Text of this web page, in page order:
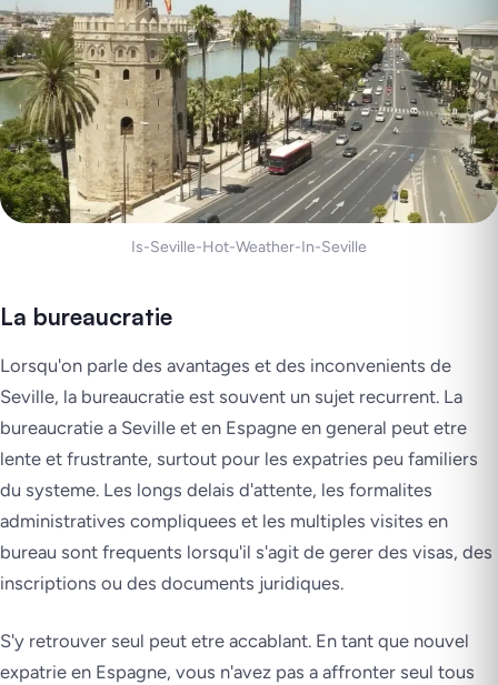
Is-Seville-Hot-Weather-In-Seville
La bureaucratie
Lorsqu'on parle des avantages et des inconvenients de
Seville, la bureaucratie est souvent un sujet recurrent. La
bureaucratie a Seville et en Espagne en general peut etre
lente et frustrante, surtout pour les expatries peu familiers
du systeme. Les longs delais d'attente, les formalites
administratives compliquees et les multiples visites en
bureau sont frequents lorsqu'il s'agit de gerer des visas, des
inscriptions ou des documents juridiques.
S'y retrouver seul peut etre accablant. En tant que nouvel
expatrie en Espagne, vous n'avez pas a affronter seul tous